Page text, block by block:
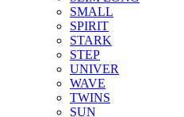
SMALL
SPIRIT
STARK
STEP
UNIVER
WAVE
TWINS
SUN